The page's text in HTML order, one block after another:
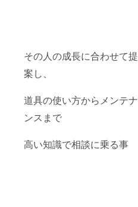
その人の成長に合わせて提
案し、
道具の使い方からメンテナ
ンスまで
高い知識で相談に乗る事